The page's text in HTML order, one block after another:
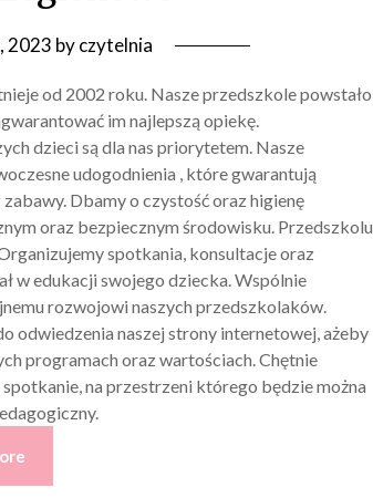
2023 byczytelnia
od 2002 roku. Nasze przedszkole powstało
im najlepszą opiekę.
dzieci są dla nas priorytetem. Nasze
udogodnienia , które gwarantują
Dbamy o czystość oraz higienę
oraz bezpiecznym środowisku. Przedszkolu
spotkania, konsultacje oraz
w edukacji swojego dziecka. Wspólnie
rozwojowi naszych przedszkolaków.
odwiedzenia naszej strony internetowej, ażeby
programach oraz wartościach. Chętnie
na przestrzeni którego będzie można